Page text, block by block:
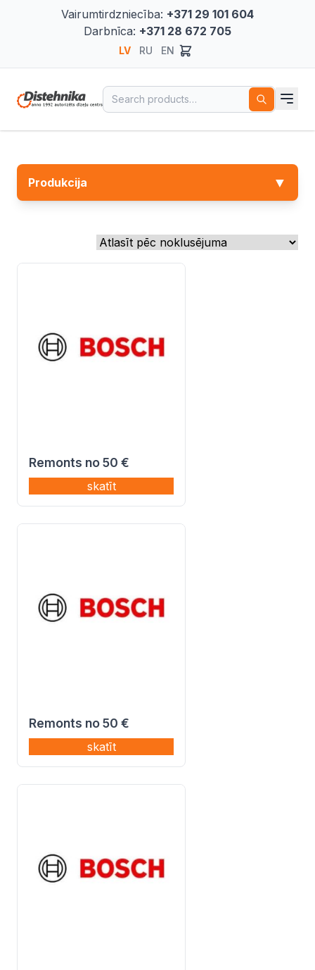
Vairumtirdzniecība: +371 29 101 604
Darbnīca: +371 28 672 705
LV RU EN
Search for:
Produkcija ▼
Remonts no 50 €
skatīt
Remonts no 50 €
skatīt